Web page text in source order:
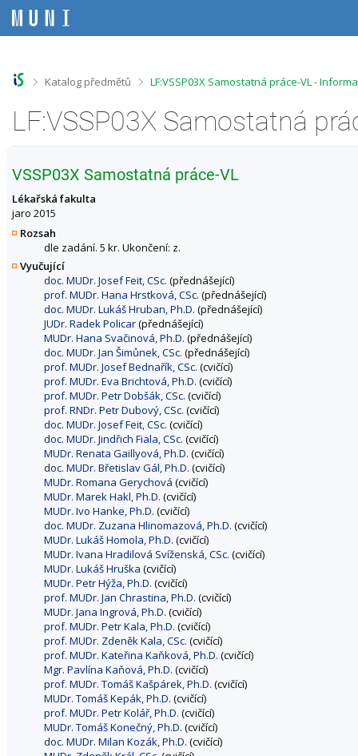
e
e
e
e
>Katalog předmětů >
LF:VSSP03X Samostatná práce-VL -
LF:VSSP03X Samostatná
VSSP03X Samostatná práce-VL
Lékařská fakulta
jaro 2015
Rozsah
dle zadání. 5 kr. Ukončení: z.
Vyučující
doc. MUDr. Josef Feit, CSc. (přednášející)
prof. MUDr. Hana Hrstková, CSc. (přednášející)
doc. MUDr. Lukáš Hruban, Ph.D. (přednášející)
JUDr. Radek Policar(přednášející)
MUDr. Hana Svačinová, Ph.D. (přednášející)
doc. MUDr. Jan Šimůnek, CSc. (přednášející)
prof. MUDr. Josef Bednařík, CSc. (cvičící)
prof. MUDr. Eva Brichtová, Ph.D. (cvičící)
prof. MUDr. Petr Dobšák, CSc. (cvičící)
prof. RNDr. Petr Dubový, CSc. (cvičící)
doc. MUDr. Josef Feit, CSc. (cvičící)
doc. MUDr. Jindřich Fiala, CSc. (cvičící)
MUDr. Renata Gaillyová, Ph.D. (cvičící)
doc. MUDr. Břetislav Gál, Ph.D. (cvičící)
MUDr. Romana Gerychová (cvičící)
MUDr. Marek Hakl, Ph.D. (cvičící)
MUDr. Ivo Hanke, Ph.D. (cvičící)
doc. MUDr. Zuzana Hlinomazová, Ph.D. (cvičící)
MUDr. Lukáš Homola, Ph.D. (cvičící)
MUDr. Ivana Hradilová Svíženská, CSc. (cvičící)
MUDr. Lukáš Hruška (cvičící)
MUDr. Petr Hýža, Ph.D. (cvičící)
prof. MUDr. Jan Chrastina, Ph.D. (cvičící)
MUDr. Jana Ingrová, Ph.D. (cvičící)
prof. MUDr. Petr Kala, Ph.D. (cvičící)
prof. MUDr. Zdeněk Kala, CSc. (cvičící)
prof. MUDr. Kateřina Kaňková, Ph.D. (cvičící)
Mgr. Pavlína Kaňová, Ph.D. (cvičící)
prof. MUDr. Tomáš Kašpárek, Ph.D. (cvičící)
MUDr. Tomáš Kepák, Ph.D. (cvičící)
prof. MUDr. Petr Kolář, Ph.D. (cvičící)
MUDr. Tomáš Konečný, Ph.D. (cvičící)
doc. MUDr. Milan Kozák, Ph.D. (cvičící)